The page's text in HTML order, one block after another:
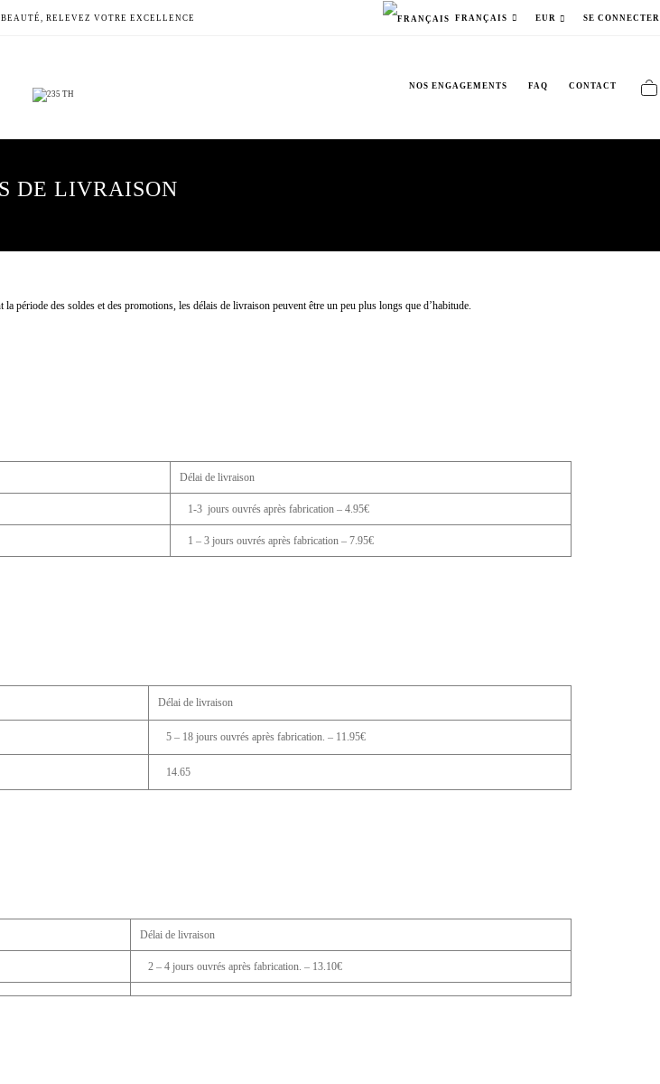
RELEVEZ VOTRE EXCELLENCE FRANÇAIS EUR SE CONNECTER
NOS ENGAGEMENTS FAQ CONTACT
DE LIVRAISON
période des soldes et des promotions, les délais de livraison peuvent être un peu plus longs que d’habitude.
Délai de livraison
1-3 jours ouvrés après fabrication – 4.95€
1 – 3 jours ouvrés après fabrication – 7.95€
Délai de livraison
5 – 18 jours ouvrés après fabrication. – 11.95€
14.65
Délai de livraison
2 – 4 jours ouvrés après fabrication. – 13.10€